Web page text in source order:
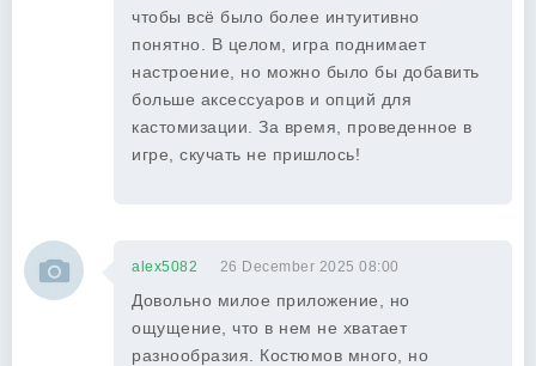
чтобы всё было более интуитивно
понятно. В целом, игра поднимает
настроение, но можно было бы добавить
больше аксессуаров и опций для
кастомизации. За время, проведенное в
игре, скучать не пришлось!
alex5082 26 December 2025 08:00
Довольно милое приложение, но
ощущение, что в нем не хватает
разнообразия. Костюмов много, но